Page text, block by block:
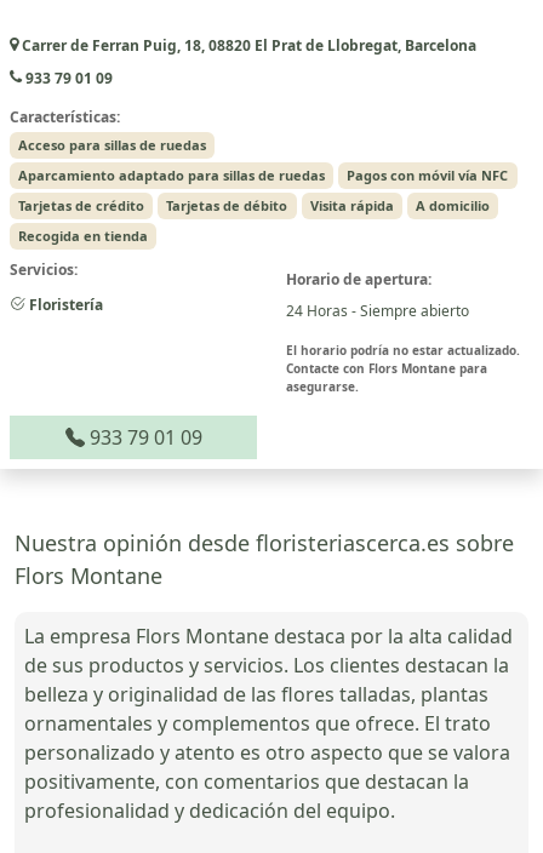
Carrer de Ferran Puig, 18, 08820 El Prat de Llobregat, Barcelona
933 79 01 09
Características:
Acceso para sillas de ruedas
Aparcamiento adaptado para sillas de ruedas
Pagos con móvil vía NFC
Tarjetas de crédito
Tarjetas de débito Visita rápida
A domicilio
Recogida en tienda
Servicios:
Floristería
Horario de apertura:
24 Horas - Siempre abierto
El horario podría no estar actualizado.
Contacte con Flors Montane para
asegurarse.
933 79 01 09
Nuestra opinión desde floristeriascerca.es sobre
Flors Montane
La empresa Flors Montane destaca por la alta calidad
de sus productos y servicios. Los clientes destacan la
belleza y originalidad de las flores talladas, plantas
ornamentales y complementos que ofrece. El trato
personalizado y atento es otro aspecto que se valora
positivamente, con comentarios que destacan la
profesionalidad y dedicación del equipo.